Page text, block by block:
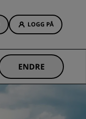
LOGG PÅ
ENDRE